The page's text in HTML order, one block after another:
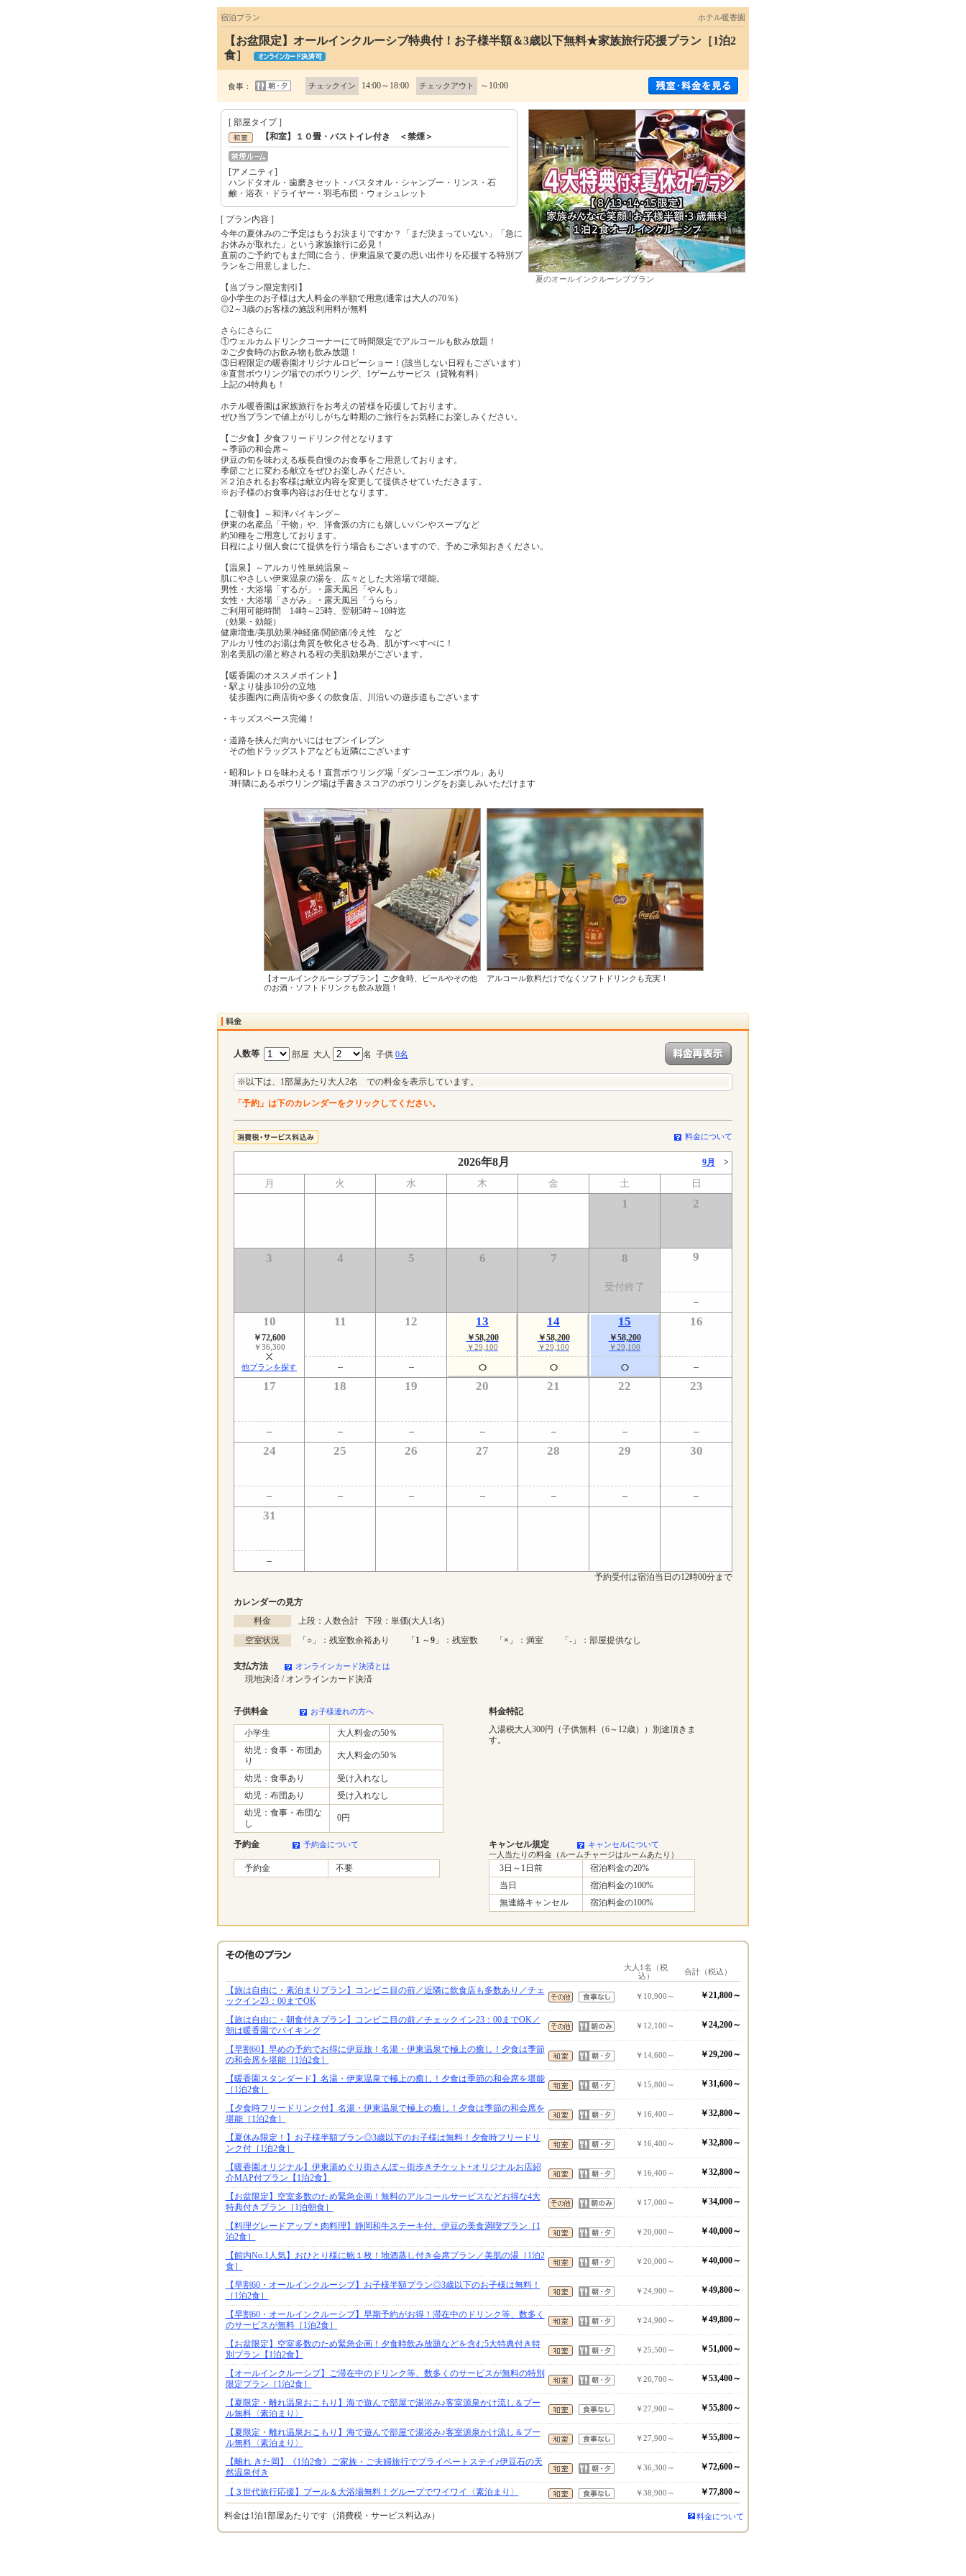
宿泊プラン ホテル暖香園
【お盆限定】オールインクルーシブ特典付！お子様半額＆3歳以下無料★家族旅行応援プラン［1泊2
食］
食事： チェックイン 14:00～18:00 チェックアウト ～10:00
[ 部屋タイプ ]
【和室】１０畳・バストイレ付き ＜禁煙＞
[アメニティ]
ハンドタオル・歯磨きセット・バスタオル・シャンプー・リンス・石
鹸・浴衣・ドライヤー・羽毛布団・ウォシュレット
夏のオールインクルーシブプラン
[ プラン内容 ]
今年の夏休みのご予定はもうお決まりですか？「まだ決まっていない」「急に
お休みが取れた」という家族旅行に必見！
直前のご予約でもまだ間に合う、伊東温泉で夏の思い出作りを応援する特別プ
ランをご用意しました。
【当プラン限定割引】
◎小学生のお子様は大人料金の半額で用意(通常は大人の70％)
◎2～3歳のお客様の施設利用料が無料
さらにさらに
①ウェルカムドリンクコーナーにて時間限定でアルコールも飲み放題！
②ご夕食時のお飲み物も飲み放題！
③日程限定の暖香園オリジナルロビーショー！(該当しない日程もございます）
④直営ボウリング場でのボウリング、1ゲームサービス（貸靴有料）
上記の4特典も！
ホテル暖香園は家族旅行をお考えの皆様を応援しております。
ぜひ当プランで値上がりしがちな時期のご旅行をお気軽にお楽しみください。
【ご夕食】夕食フリードリンク付となります
～季節の和会席～
伊豆の旬を味わえる板長自慢のお食事をご用意しております。
季節ごとに変わる献立をぜひお楽しみください。
※２泊されるお客様は献立内容を変更して提供させていただきます。
※お子様のお食事内容はお任せとなります。
【ご朝食】～和洋バイキング～
伊東の名産品「干物」や、洋食派の方にも嬉しいパンやスープなど
約50種をご用意しております。
日程により個人食にて提供を行う場合もございますので、予めご承知おきください。
【温泉】～アルカリ性単純温泉～
肌にやさしい伊東温泉の湯を、広々とした大浴場で堪能。
男性・大浴場「するが」・露天風呂「やんも」
女性・大浴場「さがみ」・露天風呂「うらら」
ご利用可能時間 14時～25時、翌朝5時～10時迄
（効果・効能）
健康増進/美肌効果/神経痛/関節痛/冷え性 など
アルカリ性のお湯は角質を軟化させる為、肌がすべすべに！
別名美肌の湯と称される程の美肌効果がございます。
【暖香園のオススメポイント】
・駅より徒歩10分の立地
徒歩圏内に商店街や多くの飲食店、川沿いの遊歩道もございます
・キッズスペース完備！
・道路を挟んだ向かいにはセブンイレブン
その他ドラッグストアなども近隣にございます
・昭和レトロを味わえる！直営ボウリング場「ダンコーエンボウル」あり
3軒隣にあるボウリング場は手書きスコアのボウリングをお楽しみいただけます
【オールインクルーシブプラン】ご夕食時、ビールやその他
のお酒・ソフトドリンクも飲み放題！
アルコール飲料だけでなくソフトドリンクも充実！
人数等 部屋 大人 名 子供 0名
※以下は、1部屋あたり大人2名 での料金を表示しています。
「予約」は下のカレンダーをクリックしてください。
料金について
2026年8月 9月 >
月 火 水 木 金 土 日
1 2
3 4 5 6 7 8
受付終了
9
10
￥72,600
￥36,300
他プランを探す
11 12 13
￥58,200
￥29,100
14
￥58,200
￥29,100
15
￥58,200
￥29,100
16
17 18 19 20 21 22 23
24 25 26 27 28 29 30
31
予約受付は宿泊当日の12時00分まで
カレンダーの見方
料金
上段：人数合計 下段：単価(大人1名)
空室状況
「○ 」：残室数余裕あり 「1 ～9 」：残室数 「× 」：満室 「-」：部屋提供なし
支払方法 オンラインカード決済とは
現地決済 / オンラインカード決済
子供料金 お子様連れの方へ 料金特記
小学生
大人料金の50％
幼児：食事・布団あ
り
大人料金の50％
幼児：食事あり
受け入れなし
幼児：布団あり
受け入れなし
幼児：食事・布団な
し
0円
入湯税大人300円（子供無料（6～12歳））別途頂きま
す。
予約金 予約金について キャンセル規定
キャンセルについて
一人当たりの料金（ルームチャージはルームあたり）
予約金 不要 3日～1日前
宿泊料金の20%
当日
宿泊料金の100%
無連絡キャンセル
宿泊料金の100%
大人1名（税
込）
合計（税込）
【旅は自由に・素泊まりプラン】コンビニ目の前／近隣に飲食店も多数あり／チェ
ックイン23：00までOK
￥10,900～ ￥21,800～
【旅は自由に・朝食付きプラン】コンビニ目の前／チェックイン23：00までOK／
朝は暖香園でバイキング
￥12,100～ ￥24,200～
【早割60】早めの予約でお得に伊豆旅！名湯・伊東温泉で極上の癒し！夕食は季節
の和会席を堪能［1泊2食］
￥14,600～ ￥29,200～
【暖香園スタンダード】名湯・伊東温泉で極上の癒し！夕食は季節の和会席を堪能
［1泊2食］
￥15,800～ ￥31,600～
【夕食時フリードリンク付】名湯・伊東温泉で極上の癒し！夕食は季節の和会席を
堪能［1泊2食］
￥16,400～ ￥32,800～
【夏休み限定！】お子様半額プラン◎3歳以下のお子様は無料！夕食時フリードリ
ンク付［1泊2食］
￥16,400～ ￥32,800～
【暖香園オリジナル】伊東湯めぐり街さんぽ～街歩きチケット+オリジナルお店紹
介MAP付プラン【1泊2食】
￥16,400～ ￥32,800～
【お盆限定】空室多数のため緊急企画！無料のアルコールサービスなどお得な4大
特典付きプラン［1泊朝食］
￥17,000～ ￥34,000～
【料理グレードアップ＊肉料理】静岡和牛ステーキ付、伊豆の美食満喫プラン［1
泊2食］
￥20,000～ ￥40,000～
【館内No.1人気】おひとり様に鮑１枚！地酒蒸し付き会席プラン／美肌の湯［1泊2
食］
￥20,000～ ￥40,000～
【早割60・オールインクルーシブ】お子様半額プラン◎3歳以下のお子様は無料！
［1泊2食］
￥24,900～ ￥49,800～
【早割60・オールインクルーシブ】早期予約がお得！滞在中のドリンク等、数多く
のサービスが無料［1泊2食］
￥24,900～ ￥49,800～
【お盆限定】空室多数のため緊急企画！夕食時飲み放題などを含む5大特典付き特
別プラン【1泊2食】
￥25,500～ ￥51,000～
【オールインクルーシブ】ご滞在中のドリンク等、数多くのサービスが無料の特別
限定プラン［1泊2食］
￥26,700～ ￥53,400～
【夏限定・離れ温泉おこもり】海で遊んで部屋で湯浴み♪客室源泉かけ流し＆プー
ル無料〈素泊まり〉
￥27,900～ ￥55,800～
【夏限定・離れ温泉おこもり】海で遊んで部屋で湯浴み♪客室源泉かけ流し＆プー
ル無料〈素泊まり〉
￥27,900～ ￥55,800～
【離れ きた岡】《1泊2食》ご家族・ご夫婦旅行でプライベートステイ♪伊豆石の天
然温泉付き
￥36,300～ ￥72,600～
【３世代旅行応援】プール＆大浴場無料！グループでワイワイ〈素泊まり〉 ￥38,900～ ￥77,800～
料金は1泊1部屋あたりです（消費税・サービス料込み） 料金について